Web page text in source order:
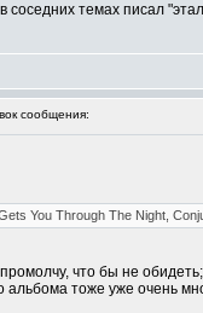
соседних темах писал
сообщения:
You Through The Night,
что бы не
альбома тоже уже очень